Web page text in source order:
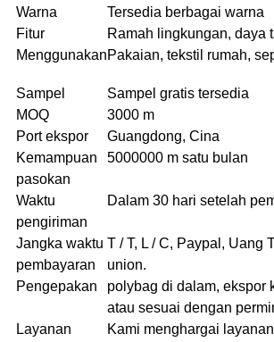
Warna
Tersedia berbagai warna
Fitur
Ramah lingkungan, daya
MenggunakanPakaian, tekstil rumah,
Sampel
Sampel gratis tersedia
MOQ
3000 m
Port ekspor
Guangdong, Cina
Kemampuan
pasokan
5000000 m satu bulan
Waktu
pengiriman
Dalam 30 hari setelah
Jangka waktu
pembayaran
T / T, L / C, Paypal, Uang
union.
Pengepakan
polybag di dalam, ekspor
atau sesuai dengan
Layanan
Kami menghargai